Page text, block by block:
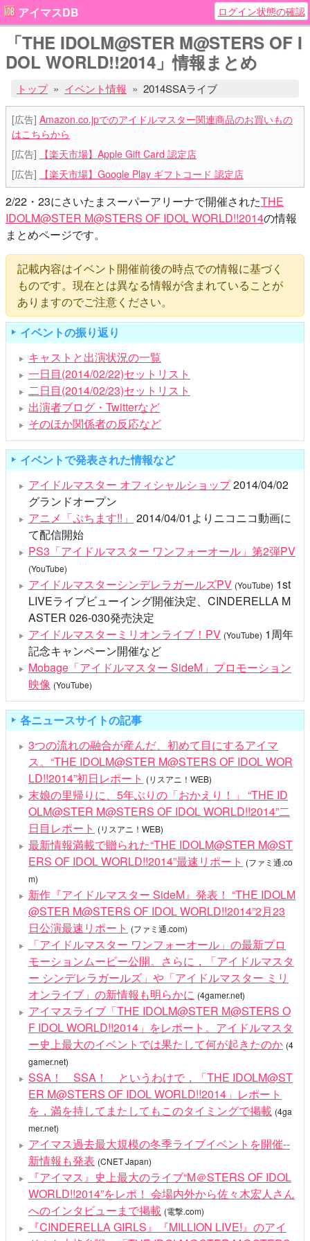
アイマスDB ログイン状態の確認
「THE IDOLM@STER M@STERS OF I
DOL WORLD!!2014」情報まとめ
トップ イベント情報 2014SSAライブ
[広告] Amazon.co.jpでのアイドルマスター関連商品のお買いもの
はこちらから
[広告]
【楽天市場】Apple Gift Card 認定店
[広告]
【楽天市場】Google Play ギフトコード 認定店
2/22・23にさいたまスーパーアリーナで開催されたTHE
IDOLM@STER M@STERS OF IDOL WORLD!!2014の情報
まとめページです。
記載内容はイベント開催前後の時点での情報に基づく
ものです。現在とは異なる情報が含まれていることが
ありますのでご注意ください。
イベントの振り返り
キャストと出演状況の一覧
一日目(2014/02/22)セットリスト
二日目(2014/02/23)セットリスト
出演者ブログ・Twitterなど
そのほか関係者の反応など
イベントで発表された情報など
アイドルマスター オフィシャルショップ2014/04/02
グランドオープン
アニメ「ぷちます!!」 2014/04/01よりニコニコ動画に
て配信開始
PS3「アイドルマスター ワンフォーオール」第2弾PV
(YouTube)
アイドルマスターシンデレラガールズPV (YouTube) 1st
LIVEライブビューイング開催決定、CINDERELLA M
ASTER 026-030発売決定
アイドルマスターミリオンライブ！PV (YouTube) 1周年
記念キャンペーン開催など
Mobage「アイドルマスター SideM」プロモーション
映像 (YouTube)
各ニュースサイトの記事
3つの流れの融合が産んだ、初めて目にするアイマ
ス。“THE IDOLM@STER M@STERS OF IDOL WOR
LD!!2014”初日レポート (リスアニ！WEB)
末娘の里帰りに、5年ぶりの「おかえり！」 “THE ID
OLM@STER M@STERS OF IDOL WORLD!!2014”二
日目レポート (リスアニ！WEB)
最新情報満載で贈られた“THE IDOLM@STER M@ST
ERS OF IDOL WORLD!!2014”最速リポート (ファミ通.co
m)
新作『アイドルマスター SideM』発表！ “THE IDOLM
@STER M@STERS OF IDOL WORLD!!2014”2月23
日公演最速リポート (ファミ通.com)
「アイドルマスター ワンフォーオール」の最新プロ
モーションムービー公開。さらに，「アイドルマスタ
ー シンデレラガールズ」や「アイドルマスター ミリ
オンライブ」の新情報も明らかに (4gamer.net)
アイマスライブ「THE IDOLM@STER M@STERS O
F IDOL WORLD!!2014」をレポート。アイドルマスタ
ー史上最大のイベントでは果たして何が起きたのか (4
gamer.net)
SSA！ SSA！ というわけで，「THE IDOLM@ST
ER M@STERS OF IDOL WORLD!!2014」レポート
を，満を持してまたしてもこのタイミングで掲載 (4ga
mer.net)
アイマス過去最大規模の冬季ライブイベントを開催--
新情報も発表 (CNET Japan)
『アイマス』史上最大のライブ“M＠STERS OF IDOL
WORLD!!2014”をレポ！ 会場内外から佐々木宏人さん
へのインタビューまで掲載 (電撃.com)
『CINDERELLA GIRLS』『MILLION LIVE!』のアイ